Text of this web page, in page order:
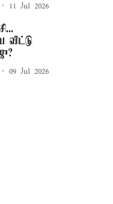
11 Jul 2026
விட்டு
09 Jul 2026